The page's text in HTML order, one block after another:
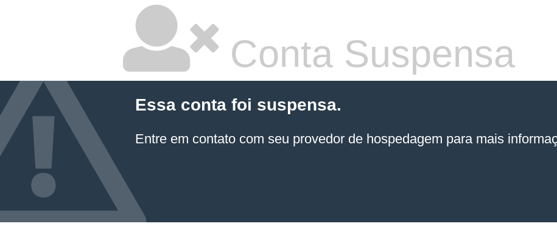
Conta Suspensa
Essa conta foi suspensa.
Entre em contato com seu provedor de hospedagem para mais